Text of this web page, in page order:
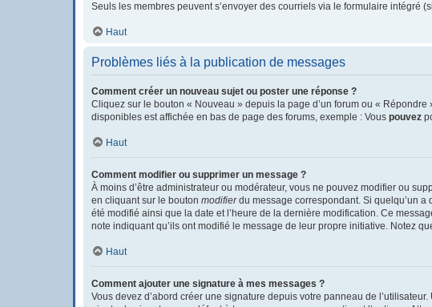
Seuls les membres peuvent s’envoyer des courriels via le formulaire intégré
Haut
Problèmes liés à la publication de messages
Comment créer un nouveau sujet ou poster une réponse ?
Cliquez sur le bouton « Nouveau » depuis la page d’un forum ou «
disponibles est affichée en bas de page des forums, exemple : Vous pouvez
Haut
Comment modifier ou supprimer un message ?
À moins d’être administrateur ou modérateur, vous ne pouvez modifier ou
en cliquant sur le bouton modifierdu message correspondant. Si quelqu’un a
été modifié ainsi que la date et l’heure de la dernière modification. Ce
note indiquant qu’ils ont modifié le message de leur propre initiative. Notez
Haut
Comment ajouter une signature à mes messages ?
Vous devez d’abord créer une signature depuis votre panneau de